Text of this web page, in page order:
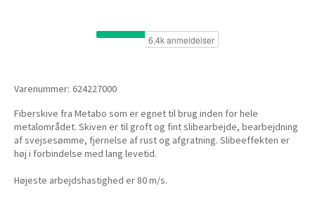
Varenummer: 624227000
Fiberskive fra Metabo som er egnet til brug inden for hele
metalområdet. Skiven er til groft og fint slibearbejde, bearbejdning
af svejsesømme, fjernelse af rust og afgratning. Slibeeffekten er
høj i forbindelse med lang levetid.
Højeste arbejdshastighed er 80 m/s.